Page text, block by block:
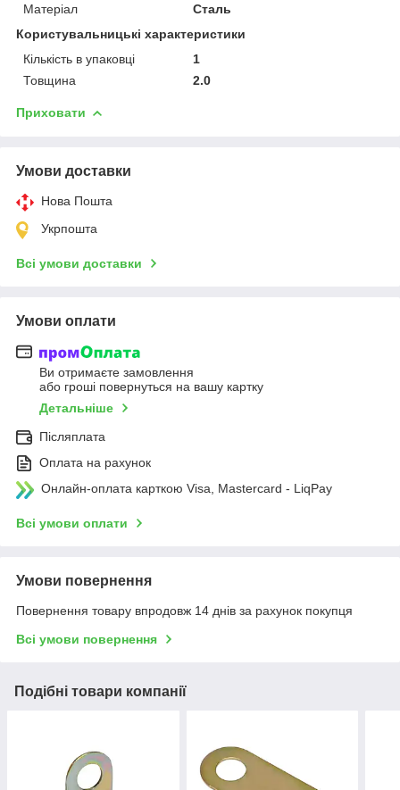
Матеріал
Сталь
Користувальницькі характеристики
Кількість в упаковці
1
Товщина
2.0
Приховати
Умови доставки
Нова Пошта
Укрпошта
Всі умови доставки
Умови оплати
Ви отримаєте замовлення
або гроші повернуться на вашу картку
Детальніше
Післяплата
Оплата на рахунок
Онлайн-оплата карткою Visa, Mastercard - LiqPay
Всі умови оплати
Умови повернення
Повернення товару впродовж 14 днів за рахунок покупця
Всі умови повернення
Подібні товари компанії